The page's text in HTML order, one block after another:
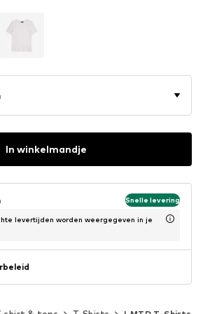
In winkelmandje
Snelle levering
levertijden worden weergegeven in je